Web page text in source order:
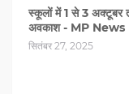
स्कूलों में 1 से 3 अक्टूबर
अवकाश - MP News
सितंबर 27, 2025